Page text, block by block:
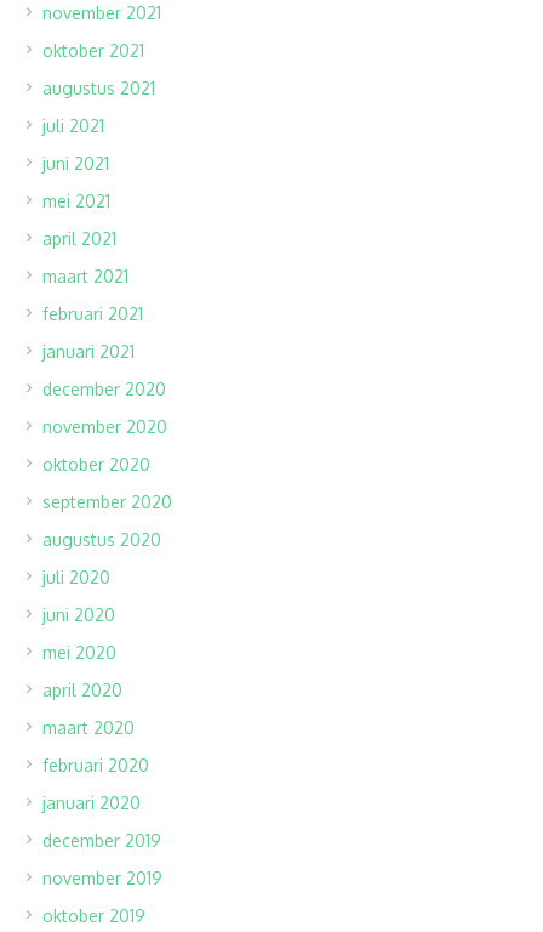
november 2021
oktober 2021
augustus 2021
juli 2021
juni 2021
mei 2021
april 2021
maart 2021
februari 2021
januari 2021
december 2020
november 2020
oktober 2020
september 2020
augustus 2020
juli 2020
juni 2020
mei 2020
april 2020
maart 2020
februari 2020
januari 2020
december 2019
november 2019
oktober 2019